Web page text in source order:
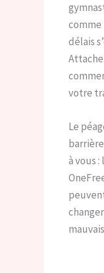
comme
délais
votre
Le
à vous